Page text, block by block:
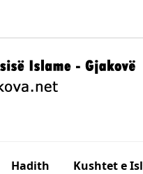
Hadith Kushtet e